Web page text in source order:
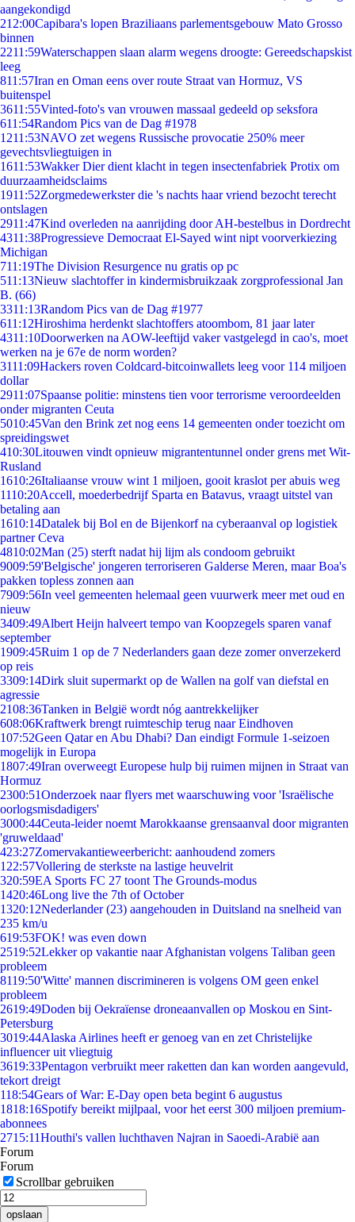
aangekondigd
212:00Capibara's lopen Braziliaans parlementsgebouw Mato Grosso
binnen
2211:59Waterschappen slaan alarm wegens droogte: Gereedschapskist
leeg
811:57Iran en Oman eens over route Straat van Hormuz, VS
buitenspel
3611:55Vinted-foto's van vrouwen massaal gedeeld op seksfora
611:54Random Pics van de Dag #1978
1211:53NAVO zet wegens Russische provocatie 250% meer
gevechtsvliegtuigen in
1611:53Wakker Dier dient klacht in tegen insectenfabriek Protix om
duurzaamheidsclaims
1911:52Zorgmedewerkster die 's nachts haar vriend bezocht terecht
ontslagen
2911:47Kind overleden na aanrijding door AH-bestelbus in Dordrecht
4311:38Progressieve Democraat El-Sayed wint nipt voorverkiezing
Michigan
711:19The Division Resurgence nu gratis op pc
511:13Nieuw slachtoffer in kindermisbruikzaak zorgprofessional Jan
B. (66)
3311:13Random Pics van de Dag #1977
611:12Hiroshima herdenkt slachtoffers atoombom, 81 jaar later
4311:10Doorwerken na AOW-leeftijd vaker vastgelegd in cao's, moet
werken na je 67e de norm worden?
3111:09Hackers roven Coldcard-bitcoinwallets leeg voor 114 miljoen
dollar
2911:07Spaanse politie: minstens tien voor terrorisme veroordeelden
onder migranten Ceuta
5010:45Van den Brink zet nog eens 14 gemeenten onder toezicht om
spreidingswet
410:30Litouwen vindt opnieuw migrantentunnel onder grens met Wit-
Rusland
1610:26Italiaanse vrouw wint 1 miljoen, gooit kraslot per abuis weg
1110:20Accell, moederbedrijf Sparta en Batavus, vraagt uitstel van
betaling aan
1610:14Datalek bij Bol en de Bijenkorf na cyberaanval op logistiek
partner Ceva
4810:02Man (25) sterft nadat hij lijm als condoom gebruikt
9009:59'Belgische' jongeren terroriseren Galderse Meren, maar Boa's
pakken topless zonnen aan
7909:56In veel gemeenten helemaal geen vuurwerk meer met oud en
nieuw
3409:49Albert Heijn halveert tempo van Koopzegels sparen vanaf
september
1909:45Ruim 1 op de 7 Nederlanders gaan deze zomer onverzekerd
op reis
3309:14Dirk sluit supermarkt op de Wallen na golf van diefstal en
agressie
2108:36Tanken in België wordt nóg aantrekkelijker
608:06Kraftwerk brengt ruimteschip terug naar Eindhoven
107:52Geen Qatar en Abu Dhabi? Dan eindigt Formule 1-seizoen
mogelijk in Europa
1807:49Iran overweegt Europese hulp bij ruimen mijnen in Straat van
Hormuz
2300:51Onderzoek naar flyers met waarschuwing voor 'Israëlische
oorlogsmisdadigers'
3000:44Ceuta-leider noemt Marokkaanse grensaanval door migranten
'gruweldaad'
423:27Zomervakantieweerbericht: aanhoudend zomers
1 22:57Vollering de sterkste na lastige heuvelrit
320:59EA Sports FC 27 toont The Grounds-modus
1420:46Long live the 7th of October
1320:12Nederlander (23) aangehouden in Duitsland na snelheid van
235 km/u
619:53FOK! was even down
2519:52Lekker op vakantie naar Afghanistan volgens Taliban geen
probleem
8119:50'Witte' mannen discrimineren is volgens OM geen enkel
probleem
2619:49Doden bij Oekraïense droneaanvallen op Moskou en Sint-
Petersburg
3019:44Alaska Airlines heeft er genoeg van en zet Christelijke
influencer uit vliegtuig
3619:33Pentagon verbruikt meer raketten dan kan worden aangevuld,
tekort dreigt
118:54Gears of War: E-Day open beta begint 6 augustus
1818:16Spotify bereikt mijlpaal, voor het eerst 300 miljoen premium-
abonnees
2715:11Houthi's vallen luchthaven Najran in Saoedi-Arabië aan
Forum
Forum
Scrollbar gebruiken
opslaan